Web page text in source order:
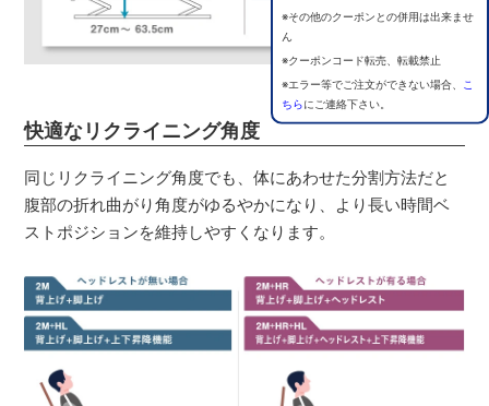
※その他のクーポンとの併用は出来ませ
ん
※クーポンコード転売、転載禁止
※エラー等でご注文ができない場合、
こ
ちらにご連絡下さい。
快適なリクライニング角度
同じリクライニング角度でも、体にあわせた分割方法だと
腹部の折れ曲がり角度がゆるやかになり、より長い時間ベ
ストポジションを維持しやすくなります。